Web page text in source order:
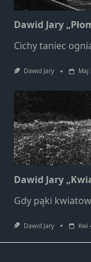
Dawid Jary
Cichy taniec
Dawid Jary Maj
Dawid Jary
Gdy pąki
Dawid Jary Kwi